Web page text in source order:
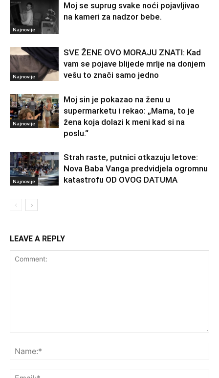
Najnovije
Moj se suprug svake noći pojavljivao
na kameri za nadzor bebe.
Najnovije
SVE ŽENE OVO MORAJU ZNATI: Kad
vam se pojave blijede mrlje na donjem
vešu to znači samo jedno
Najnovije
Moj sin je pokazao na ženu u
supermarketu i rekao: „Mama, to je
žena koja dolazi k meni kad si na
poslu.“
Najnovije
Strah raste, putnici otkazuju letove:
Nova Baba Vanga predvidjela ogromnu
katastrofu OD OVOG DATUMA
LEAVE A REPLY